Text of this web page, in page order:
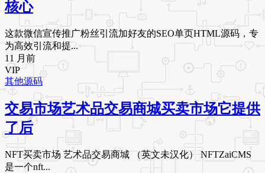
核心
这款​​微信宣传推广粉丝引流加好友的SEO单页HTML源码​​，专
为高效引流和提...
11 月前
VIP
其他源码
交易市场艺术品交易商城买卖市场它提供
了后
NFT买卖市场 艺术品交易商城 （英文未汉化） NFTZaiCMS
是一个nft...